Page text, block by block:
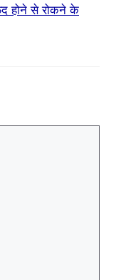
होने से रोकने के